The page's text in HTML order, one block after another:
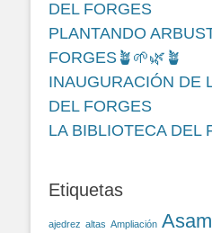
DEL FORGES
PLANTANDO
FORGES🪴🌱🌿🪴
INAUGURACIÓN DE
DEL FORGES
LA BIBLIOTECA DEL
Etiquetas
ajedrez altas Ampliación